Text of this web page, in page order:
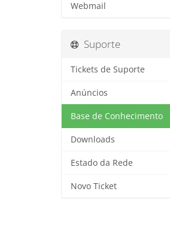
Webmail
Suporte
Tickets de Suporte
Anúncios
Base de Conhecimento
Downloads
Estado da Rede
Novo Ticket